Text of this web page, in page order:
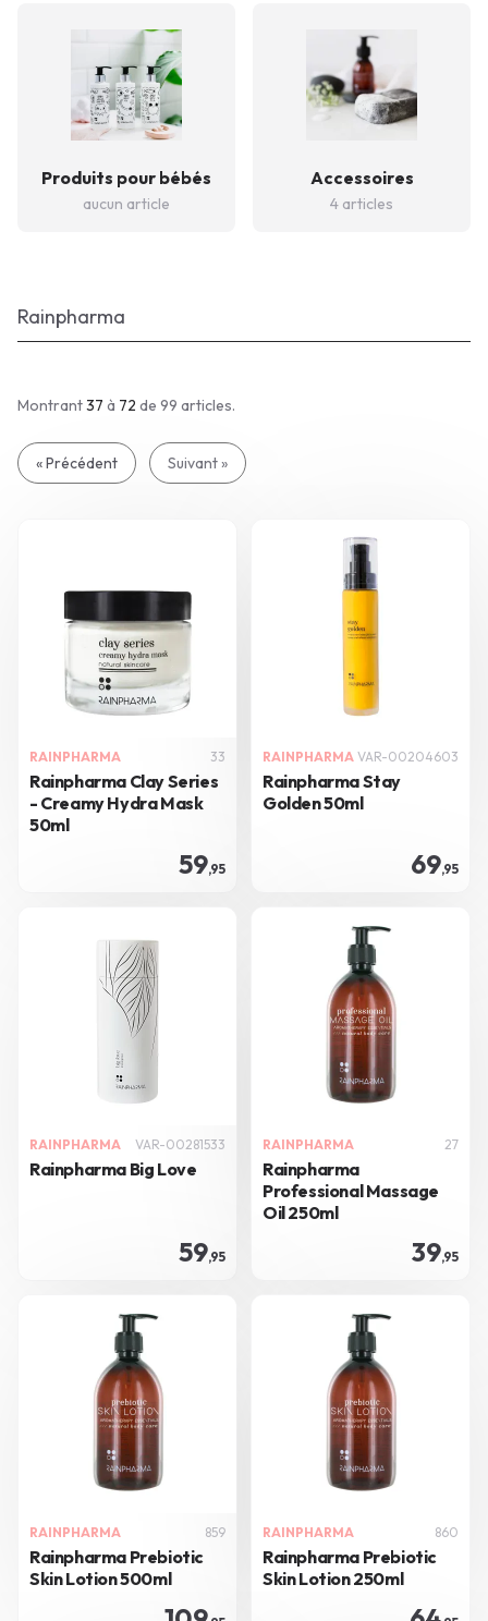
Produits pour bébés
aucun article
Accessoires
4 articles
Rainpharma
Montrant37 à 72 de 99 articles.
« Précédent Suivant »
RAINPHARMA 33
Rainpharma Clay Series
- Creamy Hydra Mask
50ml
59,95
RAINPHARMA VAR-00204603
Rainpharma Stay
Golden 50ml
69,95
RAINPHARMA VAR-00281533
Rainpharma Big Love
59,95
RAINPHARMA 27
Rainpharma
Professional Massage
Oil 250ml
39,95
RAINPHARMA 859
Rainpharma Prebiotic
Skin Lotion 500ml
RAINPHARMA 860
Rainpharma Prebiotic
Skin Lotion 250ml